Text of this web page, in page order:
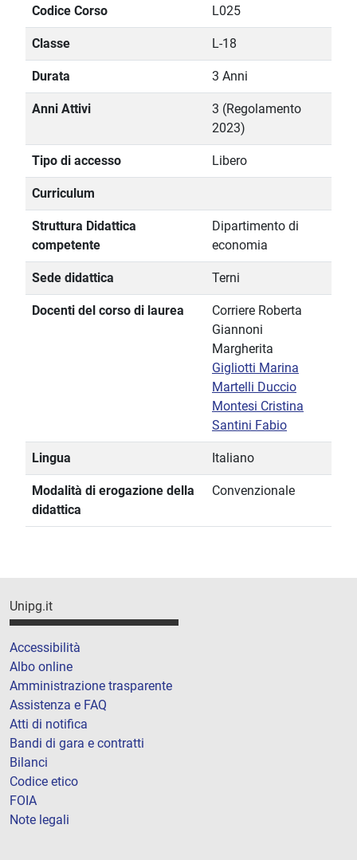
Codice Corso L025
Classe L-18
Durata 3 Anni
Anni Attivi
3 (Regolamento
2023)
Tipo di accesso Libero
Curriculum
Struttura Didattica
competente
Dipartimento di
economia
Sede didattica Terni
Docenti del corso di laurea
Corriere Roberta
Giannoni
Margherita
Gigliotti Marina
Martelli Duccio
Montesi Cristina
Santini Fabio
Lingua Italiano
Modalità di erogazione della
didattica
Convenzionale
Unipg.it
Accessibilità
Albo online
Amministrazione trasparente
Assistenza e FAQ
Atti di notifica
Bandi di gara e contratti
Bilanci
Codice etico
FOIA
Note legali